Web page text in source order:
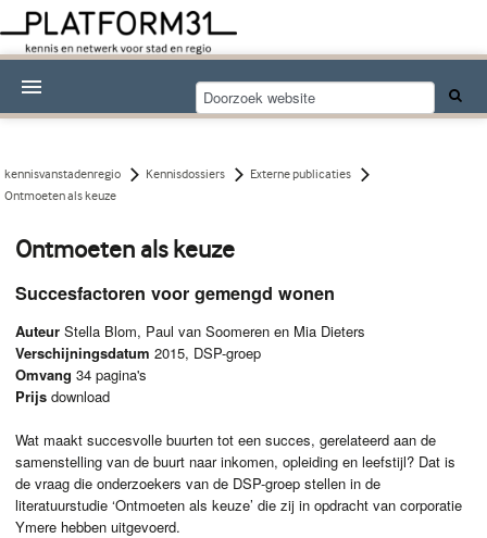
Kennisdossiers
Abonneren
Contact
kennisvanstadenregio Kennisdossiers
Externe publicaties
Ontmoeten als keuze
Ontmoeten als keuze
Succesfactoren voor gemengd wonen
AuteurStella Blom, Paul van Soomeren en Mia Dieters
Verschijningsdatum2015, DSP-groep
Omvang34 pagina's
Prijsdownload
Wat maakt succesvolle buurten tot een succes, gerelateerd aan de
samenstelling van de buurt naar inkomen, opleiding en leefstijl? Dat is
de vraag die onderzoekers van de DSP-groep stellen in de
literatuurstudie ‘Ontmoeten als keuze’ die zij in opdracht van corporatie
Ymere hebben uitgevoerd.